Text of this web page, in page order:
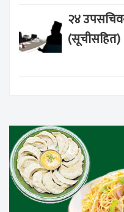
२४
(सूचीसहित)